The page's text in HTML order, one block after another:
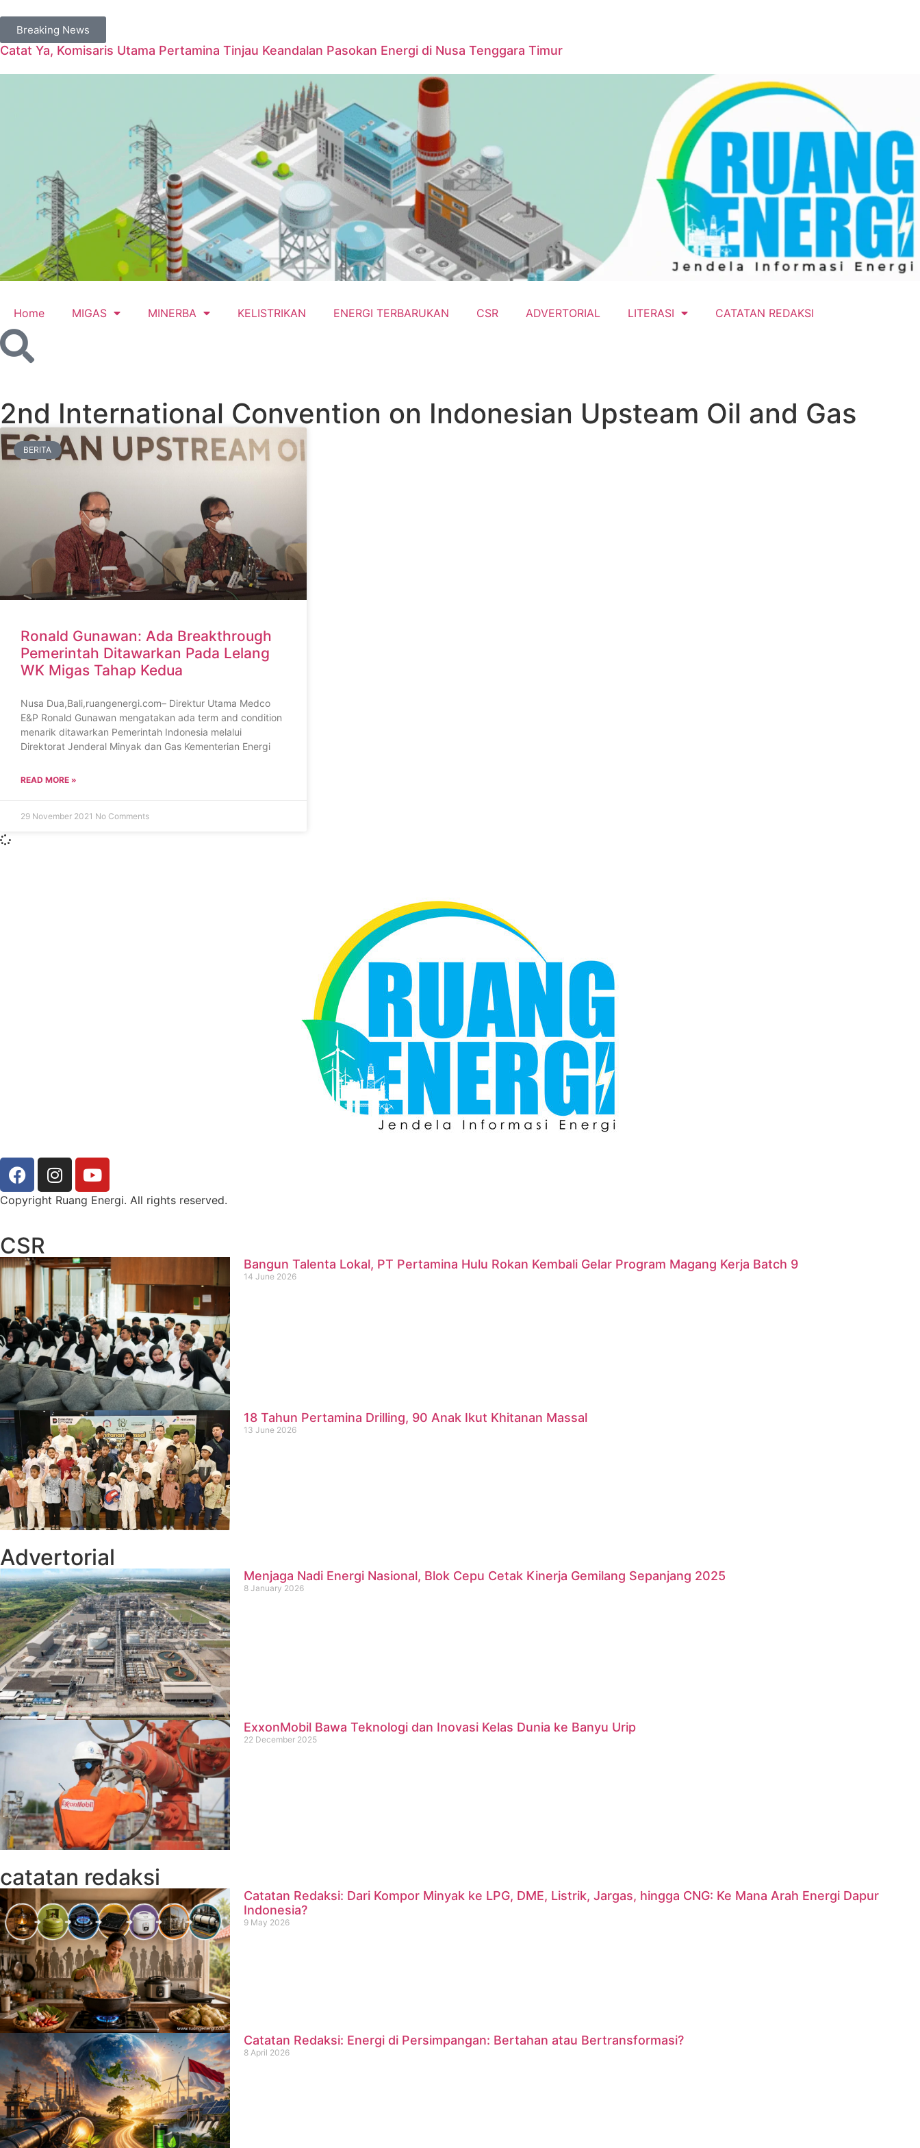
Breaking News
Catat Ya, Komisaris Utama Pertamina Tinjau Keandalan Pasokan Energi di Nusa Tenggara Timur
Home MIGAS MINERBA KELISTRIKAN ENERGI TERBARUKAN CSR ADVERTORIAL LITERASI CATATAN REDAKSI
2nd International Convention on Indonesian Upsteam Oil and Gas
BERITA
Ronald Gunawan: Ada Breakthrough
Pemerintah Ditawarkan Pada Lelang
WK Migas Tahap Kedua
Nusa Dua,Bali,ruangenergi.com– Direktur Utama Medco
E&P Ronald Gunawan mengatakan ada term and condition
menarik ditawarkan Pemerintah Indonesia melalui
Direktorat Jenderal Minyak dan Gas Kementerian Energi
READ MORE »
29 November 2021 No Comments
Copyright Ruang Energi. All rights reserved.
CSR
Bangun Talenta Lokal, PT Pertamina Hulu Rokan Kembali Gelar Program Magang Kerja Batch 9
14 June 2026
18 Tahun Pertamina Drilling, 90 Anak Ikut Khitanan Massal
13 June 2026
Advertorial
Menjaga Nadi Energi Nasional, Blok Cepu Cetak Kinerja Gemilang Sepanjang 2025
8 January 2026
ExxonMobil Bawa Teknologi dan Inovasi Kelas Dunia ke Banyu Urip
22 December 2025
catatan redaksi
Catatan Redaksi: Dari Kompor Minyak ke LPG, DME, Listrik, Jargas, hingga CNG: Ke Mana Arah Energi Dapur
Indonesia?
9 May 2026
Catatan Redaksi: Energi di Persimpangan: Bertahan atau Bertransformasi?
8 April 2026